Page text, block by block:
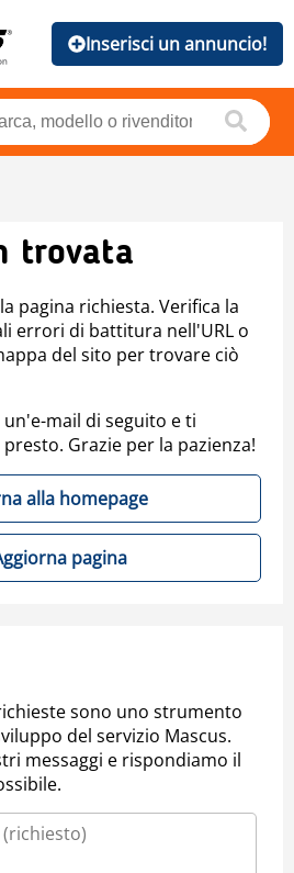
Inserisci un annuncio!
trovata
pagina richiesta. Verifica la
errori di battitura nell'URL o
del sito per trovare ciò
mail di seguito e ti
Grazie per la pazienza!
alla homepage
pagina
sono uno strumento
del servizio Mascus.
messaggi e rispondiamo il